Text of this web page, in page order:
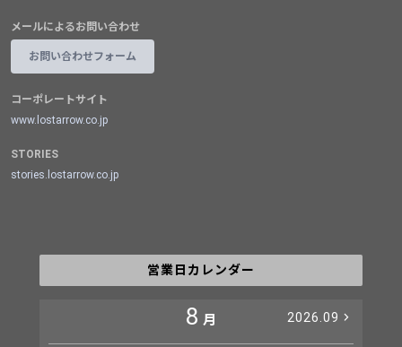
メールによるお問い合わせ
お問い合わせフォーム
コーポレートサイト
www.lostarrow.co.jp
STORIES
stories.lostarrow.co.jp
営業日カレンダー
8 月 2026.09